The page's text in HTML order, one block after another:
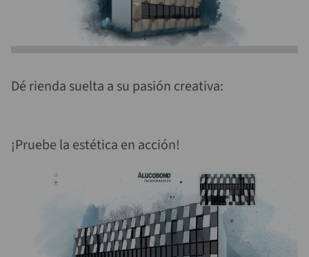
Dé rienda suelta a su pasión creativa:
¡Pruebe la estética en acción!